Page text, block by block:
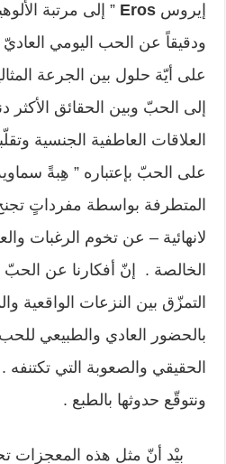
إيروسEros ” إلى مرتبة
ودقيقاً عن الحب اليومي
على أيّة حلول بين الجرعة
إلى الحبّ وبين الحقائق الأكثر
العلاقات العاطفية الجنسية
على الحبّ بإعتباره ” هِبةً
المتطرفة بواسطة مفرداتٍ
لانهائية – عن تخوم الرغبات
الخالصة . إنّ أفكارنا عن الحبّ
التمزّق بين النزعات الواقعية
بالحضور العادي والطبيعي
الحقيقي والصعوبة التي
ونتوقّع حدوثها بالطبع .
بيْد أنّ مثل هذه المعجزات